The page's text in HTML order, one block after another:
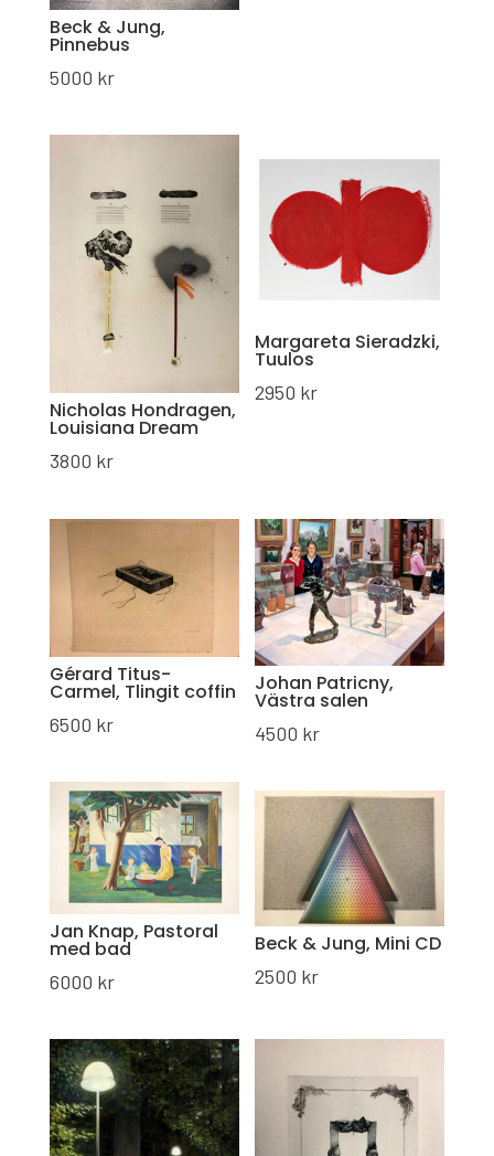
Beck & Jung,
Pinnebus
5000 kr
Nicholas Hondragen,
Louisiana Dream
3800 kr
Margareta Sieradzki,
Tuulos
2950 kr
Gérard Titus-
Carmel, Tlingit coffin
6500 kr
Johan Patricny,
Västra salen
4500 kr
Jan Knap, Pastoral
med bad
6000 kr
Beck & Jung, Mini CD
2500 kr